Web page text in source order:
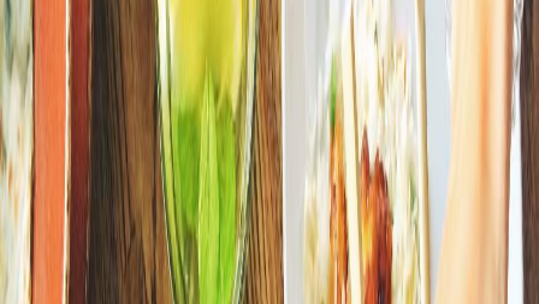
Resonansi
Sejarah
Lensa
Iqtishodia
Sastra
Literasi Umat